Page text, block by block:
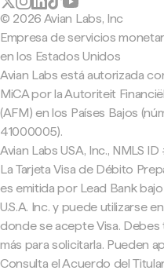
© 2026 Avian Labs, Inc
Empresa de servicios
en los Estados Unidos
Avian Labs está autorizada
MiCA por la Autoriteit
(AFM) en los Países Bajos
41000005).
Avian Labs USA, Inc., NMLS
La Tarjeta Visa de Débito
es emitida por Lead Bank
U.S.A. Inc. y puede utilizarse
donde se acepte Visa. Debes
más para solicitarla. Pueden
Consulta el Acuerdo del